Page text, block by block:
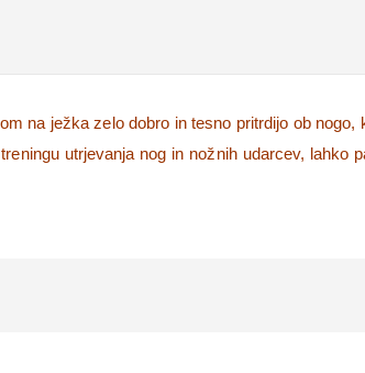
na ježka zelo dobro in tesno pritrdijo ob nogo,
utrjevanja nog in nožnih udarcev, lahko